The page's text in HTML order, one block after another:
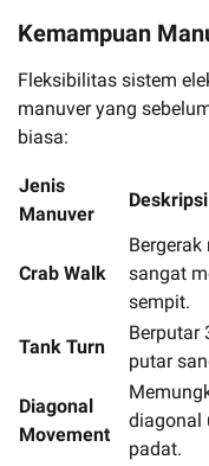
Kemampuan
Fleksibilitas sistem
manuver yang
biasa:
Jenis
Manuver
Crab Walk
sangat
sempit.
Tank Turn
Berputar
putar
Diagonal
Movement
diagonal
padat.